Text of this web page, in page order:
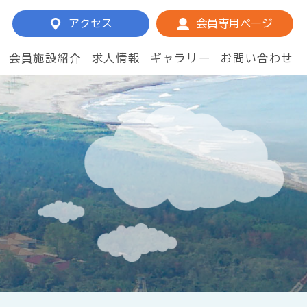
アクセス 会員専用ページ
会員施設紹介 求人情報 ギャラリー お問い合わせ